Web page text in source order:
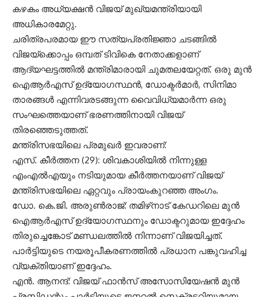
കഴകം അധ്യക്ഷൻ വിജയ് മുഖ്യമന്ത്രിയായി
അധികാരമേറ്റു.
ചരിത്രപരമായ ഈ സത്യപ്രതിജ്ഞാ ചടങ്ങിൽ
വിജയ്ക്കൊപ്പം ഒമ്പത് ടിവികെ നേതാക്കളാണ്
ആദ്യഘട്ടത്തിൽ മന്ത്രിമാരായി ചുമതലയേറ്റത്. ഒരു മുൻ
ഐആർഎസ് ഉദ്യോഗസ്ഥൻ, ഡോക്ടർമാർ, സിനിമാ
താരങ്ങൾ എന്നിവരടങ്ങുന്ന വൈവിധ്യമാർന്ന ഒരു
സംഘത്തെയാണ് ഭരണത്തിനായി വിജയ്
തിരഞ്ഞെടുത്തത്.
മന്ത്രിസഭയിലെ പ്രമുഖർ ഇവരാണ്:
എസ്. കീർത്തന (29): ശിവകാശിയിൽ നിന്നുള്ള
എംഎൽഎയും നടിയുമായ കീർത്തനയാണ് വിജയ്
മന്ത്രിസഭയിലെ ഏറ്റവും പ്രായംകുറഞ്ഞ അംഗം.
ഡോ. കെ.ജി. അരുൺരാജ്: തമിഴ്‌നാട് കേഡറിലെ മുൻ
ഐആർഎസ് ഉദ്യോഗസ്ഥനും ഡോക്ടറുമായ ഇദ്ദേഹം
തിരുച്ചെങ്കോട് മണ്ഡലത്തിൽ നിന്നാണ് വിജയിച്ചത്.
പാർട്ടിയുടെ നയരൂപീകരണത്തിൽ പ്രധാന പങ്കുവഹിച്ച
വ്യക്തിയാണ് ഇദ്ദേഹം.
എൻ. ആനന്ദ്: വിജയ് ഫാൻസ് അസോസിയേഷൻ മുൻ